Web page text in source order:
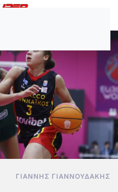
ΓΙΆΝΝΗΣ ΓΙΑΝΝΟΥΔΆΚΗΣ